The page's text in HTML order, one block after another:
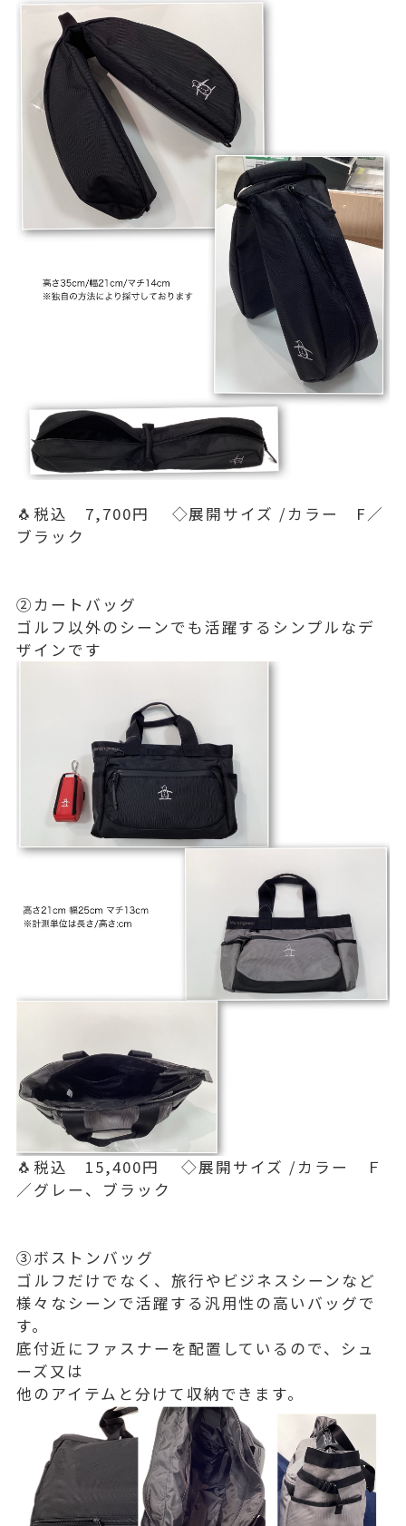
🐧税込 7,700円 ◇展開サイズ /カラー F／
ブラック
②カートバッグ
ゴルフ以外のシーンでも活躍するシンプルなデ
ザインです
🐧税込 15,400円 ◇展開サイズ /カラー Ｆ
／グレー、ブラック
③ボストンバッグ
ゴルフだけでなく、旅行やビジネスシーンなど
様々なシーンで活躍する汎用性の高いバッグで
す。
底付近にファスナーを配置しているので、シュ
ーズ又は
他のアイテムと分けて収納できます。